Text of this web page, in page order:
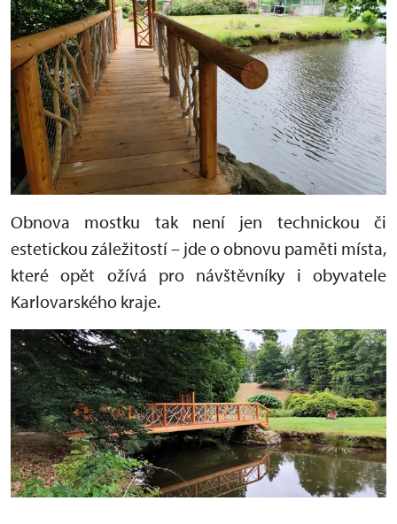
Obnova mostku tak není jen technickou či
estetickou záležitostí – jde o obnovu paměti místa,
které opět ožívá pro návštěvníky i obyvatele
Karlovarského kraje.